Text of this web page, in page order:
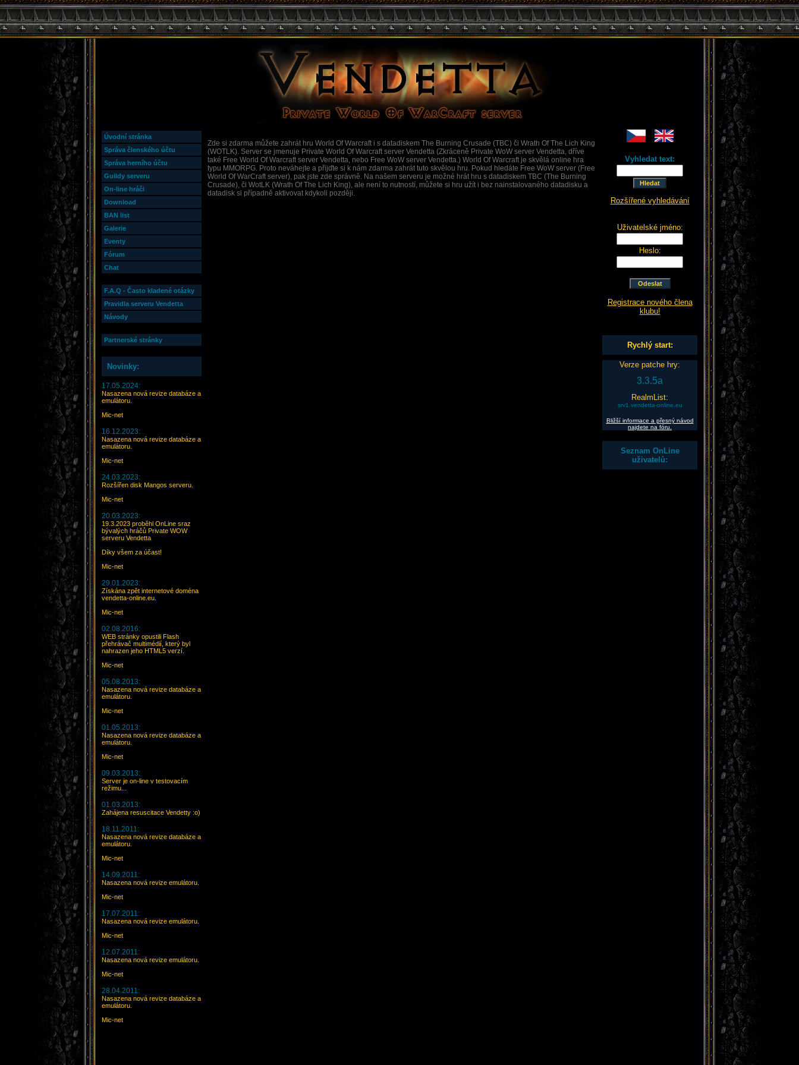
Úvodní stránka
Správa členského účtu
Správa herního účtu
Guildy serveru
On-line hráči
Download
BAN list
Galerie
Eventy
Fórum
Chat
F.A.Q - Často kladené otázky
Pravidla serveru Vendetta
Návody
Partnerské stránky
Novinky:
17.05.2024:
Nasazena nová revize databáze a
emulátoru.
Mic-net
16.12.2023:
Nasazena nová revize databáze a
emulátoru.
Mic-net
24.03.2023:
Rozšířen disk Mangos serveru.
Mic-net
20.03.2023:
19.3.2023 proběhl OnLine sraz
bývalých hráčů Private WOW
serveru Vendetta
Díky všem za účast!
Mic-net
29.01.2023:
Získána zpět internetové doména
vendetta-online.eu.
Mic-net
02.08.2016:
WEB stránky opustili Flash
přehrávač multimédií, který byl
nahrazen jeho HTML5 verzí.
Mic-net
05.08.2013:
Nasazena nová revize databáze a
emulátoru.
Mic-net
01.05.2013:
Nasazena nová revize databáze a
emulátoru.
Mic-net
09.03.2013:
Server je on-line v testovacím
režimu...
01.03.2013:
Zahájena resuscitace Vendetty :o)
18.11.2011:
Nasazena nová revize databáze a
emulátoru.
Mic-net
14.09.2011:
Nasazena nová revize emulátoru.
Mic-net
17.07.2011:
Nasazena nová revize emulátoru.
Mic-net
12.07.2011:
Nasazena nová revize emulátoru.
Mic-net
28.04.2011:
Nasazena nová revize databáze a
emulátoru.
Mic-net
Zde si zdarma můžete zahrát hru World Of Warcraft i s datadiskem The Burning Crusade (TBC) či Wrath Of The Lich King
(WOTLK). Server se jmenuje Private World Of Warcraft server Vendetta (Zkráceně Private WoW server Vendetta, dříve
také Free World Of Warcraft server Vendetta, nebo Free WoW server Vendetta.) World Of Warcraft je skvělá online hra
typu MMORPG. Proto neváhejte a přijďte si k nám zdarma zahrát tuto skvělou hru. Pokud hledáte Free WoW server (Free
World Of WarCraft server), pak jste zde správně. Na našem serveru je možné hrát hru s datadiskem TBC (The Burning
Crusade), či WotLK (Wrath Of The Lich King), ale není to nutností, můžete si hru užít i bez nainstalovaného datadisku a
datadisk si případně aktivovat kdykoli později.
Vyhledat text:
Rozšířené vyhledávání
Uživatelské jméno:
Heslo:
Registrace nového člena
klubu!
Rychlý start:
Verze patche hry:
3.3.5a
RealmList:
srv1.vendetta-online.eu
Bližší informace a přesný návod
najdete na fóru.
Seznam OnLine
uživatelů: